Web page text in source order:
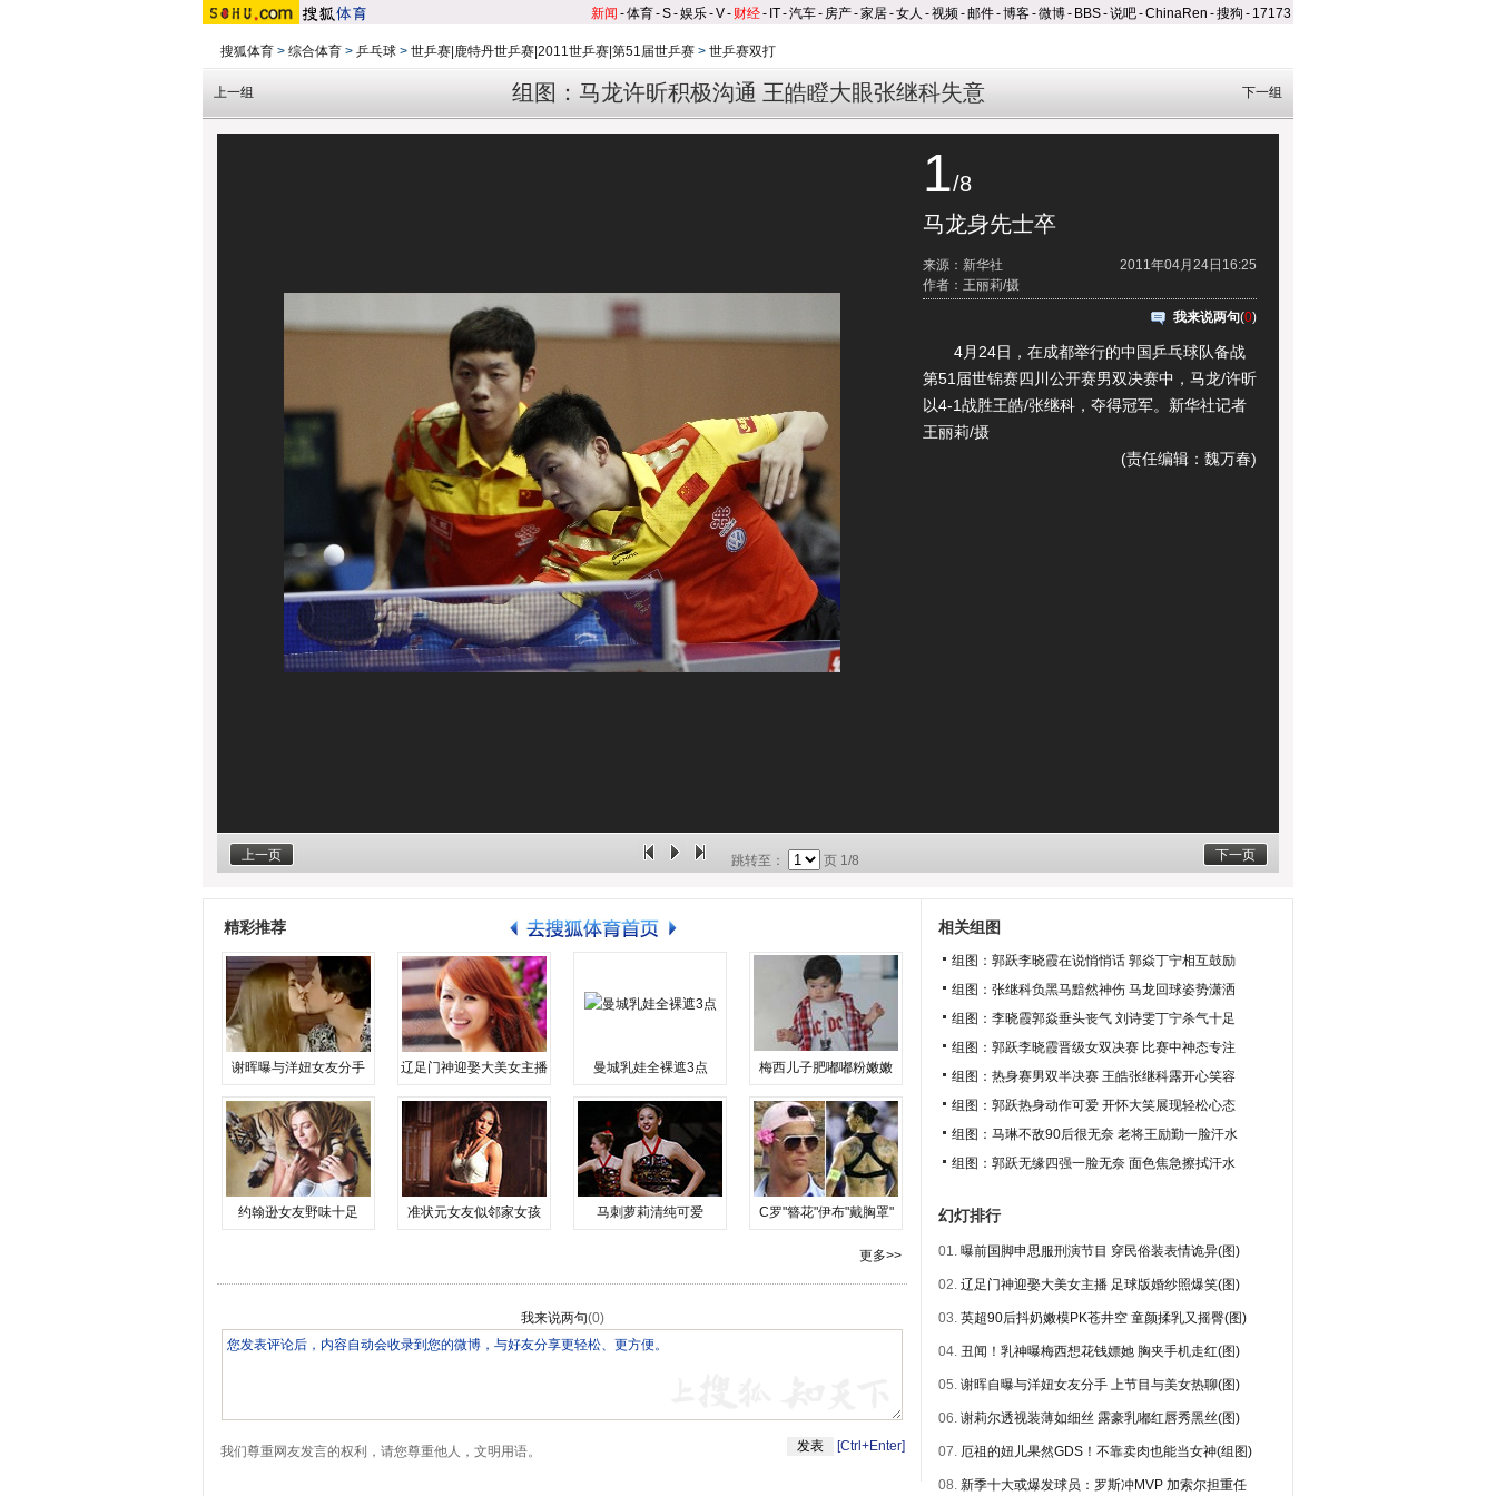
新闻 -体育-S-娱乐-V- 财经- IT-汽车- 房产-家居-女人 -视频-邮件-博客-微博- BBS-说吧-ChinaRen -搜狗 - 17173
搜狐体育 > 综合体育 > 乒乓球 > 世乒赛|鹿特丹世乒赛|2011世乒赛|第51届世乒赛 > 世乒赛双打
组图：马龙许昕积极沟通 王皓瞪大眼张继科失意
上一组 下一组
1/8
马龙身先士卒
2011年04月24日16:25
来源：新华社
作者：王丽莉/摄
我来说两句(0)
4月24日，在成都举行的中国乒乓球队备战
第51届世锦赛四川公开赛男双决赛中，马龙/许昕
以4-1战胜王皓/张继科，夺得冠军。新华社记者
王丽莉/摄
(责任编辑：魏万春)
上一页 下一页
跳转至： 页 1/8
精彩推荐
谢晖曝与洋妞女友分手 辽足门神迎娶大美女主播 曼城乳娃全裸遮3点 梅西儿子肥嘟嘟粉嫩嫩
约翰逊女友野味十足 准状元女友似邻家女孩 马刺萝莉清纯可爱 C罗"簪花"伊布"戴胸罩"
更多>>
我来说两句(0)
我们尊重网友发言的权利，请您尊重他人，文明用语。 [Ctrl+Enter]
相关组图
组图：郭跃李晓霞在说悄悄话 郭焱丁宁相互鼓励
组图：张继科负黑马黯然神伤 马龙回球姿势潇洒
组图：李晓霞郭焱垂头丧气 刘诗雯丁宁杀气十足
组图：郭跃李晓霞晋级女双决赛 比赛中神态专注
组图：热身赛男双半决赛 王皓张继科露开心笑容
组图：郭跃热身动作可爱 开怀大笑展现轻松心态
组图：马琳不敌90后很无奈 老将王励勤一脸汗水
组图：郭跃无缘四强一脸无奈 面色焦急擦拭汗水
幻灯排行
01. 曝前国脚申思服刑演节目 穿民俗装表情诡异(图)
02. 辽足门神迎娶大美女主播 足球版婚纱照爆笑(图)
03. 英超90后抖奶嫩模PK苍井空 童颜揉乳又摇臀(图)
04. 丑闻！乳神曝梅西想花钱嫖她 胸夹手机走红(图)
05. 谢晖自曝与洋妞女友分手 上节目与美女热聊(图)
06. 谢莉尔透视装薄如细丝 露豪乳嘟红唇秀黑丝(图)
07. 厄祖的妞儿果然GDS！不靠卖肉也能当女神(组图)
08. 新季十大或爆发球员：罗斯冲MVP 加索尔担重任